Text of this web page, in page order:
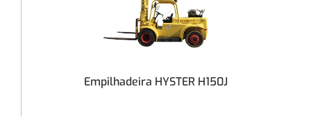
Empilhadeira HYSTER H150J